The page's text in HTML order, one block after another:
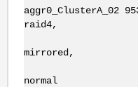
raid4,
mirrored,
normal